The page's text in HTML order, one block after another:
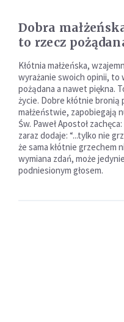
Dobra
to rzecz
Kłótnia małżeńska,
wyrażanie swoich opinii, to
pożądana a nawet piękna.
życie. Dobre kłótnie
małżeństwie, zapobiegają
Św. Paweł Apostoł
zaraz dodaje: “...tylko nie
że sama kłótnie grzechem
wymiana zdań, może
podniesionym głosem.